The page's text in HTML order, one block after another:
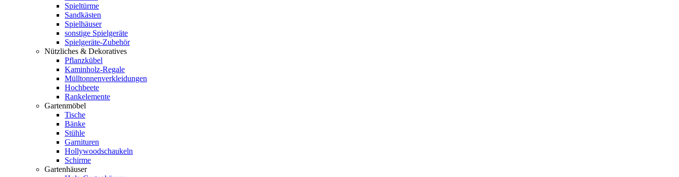
Spieltürme
Sandkästen
Spielhäuser
sonstige Spielgeräte
Spielgeräte-Zubehör
Nützliches & Dekoratives
Pflanzkübel
Kaminholz-Regale
Mülltonnenverkleidungen
Hochbeete
Rankelemente
Gartenmöbel
Tische
Bänke
Stühle
Garnituren
Hollywoodschaukeln
Schirme
Gartenhäuser